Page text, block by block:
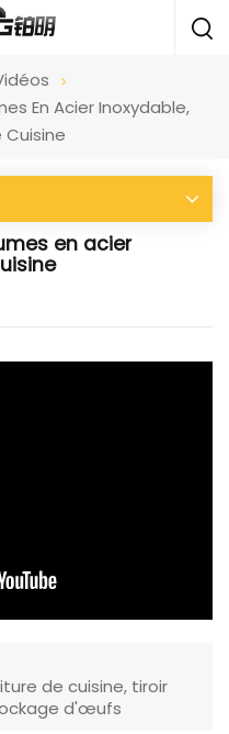
En Acier Inoxydable,
en acier
de cuisine, tiroir
d'œufs